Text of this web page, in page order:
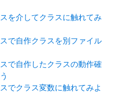
を介してクラスに触れてみ
で自作クラスを別ファイル
で自作したクラスの動作確
でクラス変数に触れてみよ